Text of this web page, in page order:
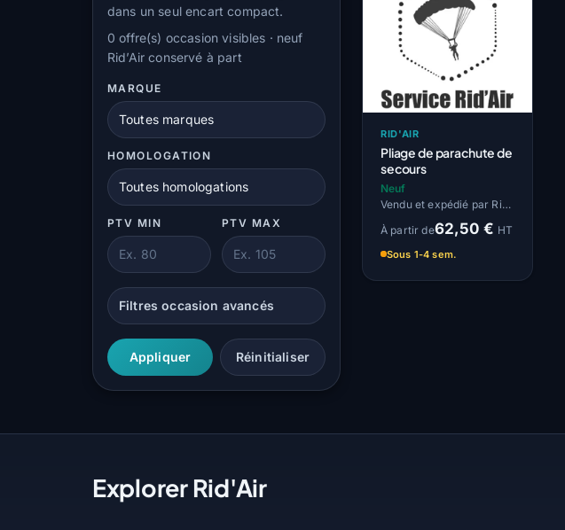
dans un seul encart compact.
0 offre(s) occasion visibles · neuf
Rid’Air conservé à part
MARQUE
HOMOLOGATION
PTV MIN PTV MAX
Filtres occasion avancés
Appliquer Réinitialiser
RID'AIR
Pliage de parachute de
secours
Neuf
Vendu et expédié par Rid'Air
À partir de62,50 € HT
Sous 1-4 sem.
Explorer Rid'Air